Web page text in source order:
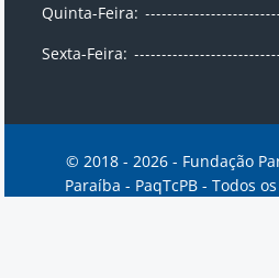
Quinta-Feira:
Sexta-Feira:
© 2018 - 2026 - Fundação
Paraíba - PaqTcPB - Todos